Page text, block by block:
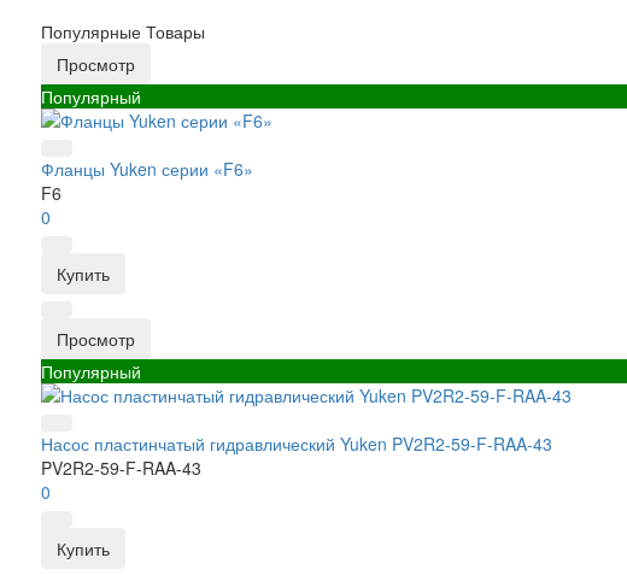
Популярные Товары
Просмотр
Популярный
Фланцы Yuken серии «F6»
F6
0
Купить
Просмотр
Популярный
Насос пластинчатый гидравлический Yuken PV2R2-59-F-RAA-43
PV2R2-59-F-RAA-43
0
Купить